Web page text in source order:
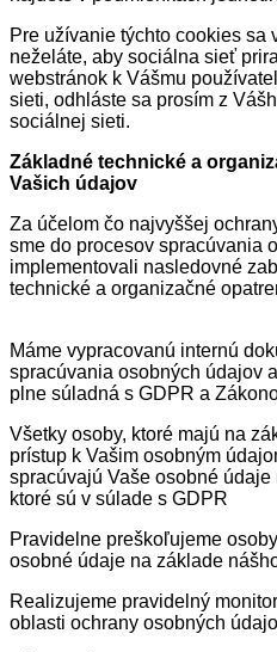
Pre užívanie týchto cookies sa
neželáte, aby sociálna sieť
webstránok k Vášmu
sieti, odhláste sa prosím z
sociálnej sieti.
Základné technické a
Vašich údajov
Za účelom čo najvyššej
sme do procesov spracúvania
implementovali nasledovné
technické a organizačné
Máme vypracovanú internú
spracúvania osobných údajov
plne súladná s GDPR a
Všetky osoby, ktoré majú na
prístup k Vašim osobným
spracúvajú Vaše osobné
ktoré sú v súlade s GDPR
Pravidelne preškoľujeme
osobné údaje na základe
Realizujeme pravidelný
oblasti ochrany osobných